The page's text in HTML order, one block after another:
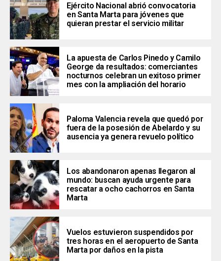
Ejército Nacional abrió convocatoria
en Santa Marta para jóvenes que
quieran prestar el servicio militar
La apuesta de Carlos Pinedo y Camilo
George da resultados: comerciantes
nocturnos celebran un exitoso primer
mes con la ampliación del horario
Paloma Valencia revela que quedó por
fuera de la posesión de Abelardo y su
ausencia ya genera revuelo político
Los abandonaron apenas llegaron al
mundo: buscan ayuda urgente para
rescatar a ocho cachorros en Santa
Marta
Vuelos estuvieron suspendidos por
tres horas en el aeropuerto de Santa
Marta por daños en la pista